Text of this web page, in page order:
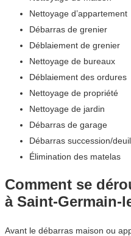
Nettoyage d’appartement
Débarras de grenier
Déblaiement de grenier
Nettoyage de bureaux
Déblaiement des ordures
Nettoyage de propriété
Nettoyage de jardin
Débarras de garage
Débarras succession/deuil
Élimination des matelas
Comment se
à Saint-Germain-
Avant le débarras maison ou